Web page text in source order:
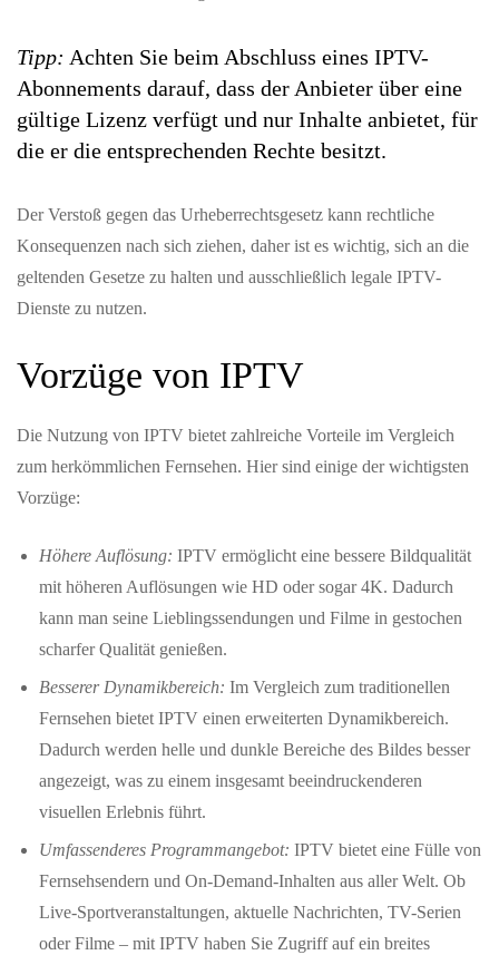
Tipp: Achten Sie beim Abschluss eines IPTV-
Abonnements darauf, dass der Anbieter über eine
gültige Lizenz verfügt und nur Inhalte anbietet, für
die er die entsprechenden Rechte besitzt.
Der Verstoß gegen das Urheberrechtsgesetz kann rechtliche
Konsequenzen nach sich ziehen, daher ist es wichtig, sich an die
geltenden Gesetze zu halten und ausschließlich legale IPTV-
Dienste zu nutzen.
Vorzüge von IPTV
Die Nutzung von IPTV bietet zahlreiche Vorteile im Vergleich
zum herkömmlichen Fernsehen. Hier sind einige der wichtigsten
Vorzüge:
Höhere Auflösung: IPTV ermöglicht eine bessere Bildqualität
mit höheren Auflösungen wie HD oder sogar 4K. Dadurch
kann man seine Lieblingssendungen und Filme in gestochen
scharfer Qualität genießen.
Besserer Dynamikbereich: Im Vergleich zum traditionellen
Fernsehen bietet IPTV einen erweiterten Dynamikbereich.
Dadurch werden helle und dunkle Bereiche des Bildes besser
angezeigt, was zu einem insgesamt beeindruckenderen
visuellen Erlebnis führt.
Umfassenderes Programmangebot: IPTV bietet eine Fülle von
Fernsehsendern und On-Demand-Inhalten aus aller Welt. Ob
Live-Sportveranstaltungen, aktuelle Nachrichten, TV-Serien
oder Filme – mit IPTV haben Sie Zugriff auf ein breites